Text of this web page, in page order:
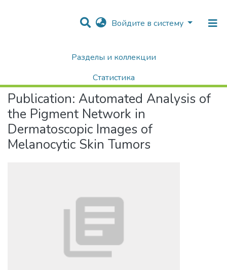
Войдите в систему
Разделы и коллекции
Статистика
Поиск
Научные публикации / Препринты
Publication: Automated Analysis of
the Pigment Network in
Dermatoscopic Images of
Melanocytic Skin Tumors